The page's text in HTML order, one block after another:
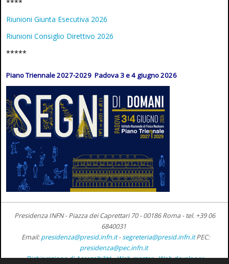
****
Riunioni Giunta Esecutiva 2026
Riunioni Consiglio Direttivo 2026
*****
Piano Triennale 2027-2029 Padova 3 e 4 giugno 2026
Presidenza INFN - Piazza dei Caprettari 70 - 00186 Roma -tel. +39 06
6840031
Email:presidenza@presid.infn.it-segreteria@presid.infn.it PEC:
presidenza@pec.infn.it
Dichiarazione di Accessibilità-Web master-Web developer